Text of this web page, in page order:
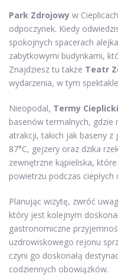
Park Zdrojowy w
odpoczynek. Kiedy
spokojnych spacerach
zabytkowymi budynkami,
Znajdziesz tu także Teatr
wydarzenia, w tym
Nieopodal, Termy
basenów termalnych, gdzie
atrakcji, takich jak baseny
87°C, gejzery oraz dzika
zewnętrzne kąpieliska,
powietrzu podczas ciepłych
Planując wizytę, zwróć
który jest kolejnym
gastronomiczne
uzdrowiskowego rejonu
czyni go doskonałą
codziennych obowiązków.